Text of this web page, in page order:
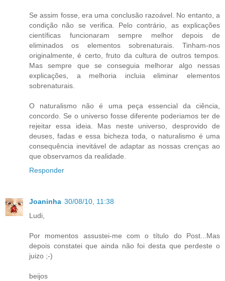
Se assim fosse, era uma conclusão razoável. No entanto, a
condição não se verifica. Pelo contrário, as explicações
científicas funcionaram sempre melhor depois de
eliminados os elementos sobrenaturais. Tinham-nos
originalmente, é certo, fruto da cultura de outros tempos.
Mas sempre que se conseguia melhorar algo nessas
explicações, a melhoria incluia eliminar elementos
sobrenaturais.
O naturalismo não é uma peça essencial da ciência,
concordo. Se o universo fosse diferente poderiamos ter de
rejeitar essa ideia. Mas neste universo, desprovido de
deuses, fadas e essa bicheza toda, o naturalismo é uma
consequência inevitável de adaptar as nossas crenças ao
que observamos da realidade.
Responder
Joaninha 30/08/10, 11:38
Ludi,
Por momentos assustei-me com o título do Post...Mas
depois constatei que ainda não foi desta que perdeste o
juizo ;-)
beijos